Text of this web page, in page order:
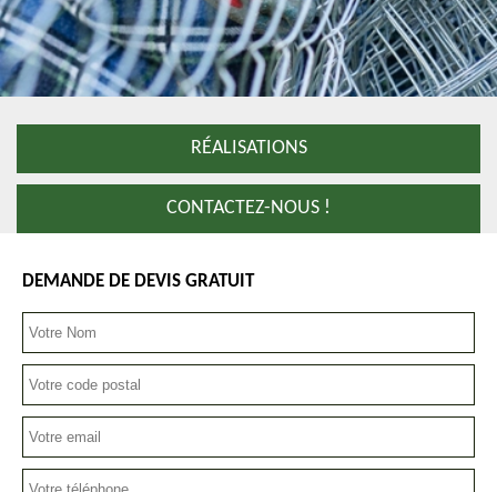
RÉALISATIONS
CONTACTEZ-NOUS !
DEMANDE DE DEVIS GRATUIT